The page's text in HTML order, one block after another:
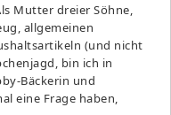
Mutter dreier Söhne,
allgemeinen
(und nicht
bin ich in
Bäckerin und
eine Frage haben,